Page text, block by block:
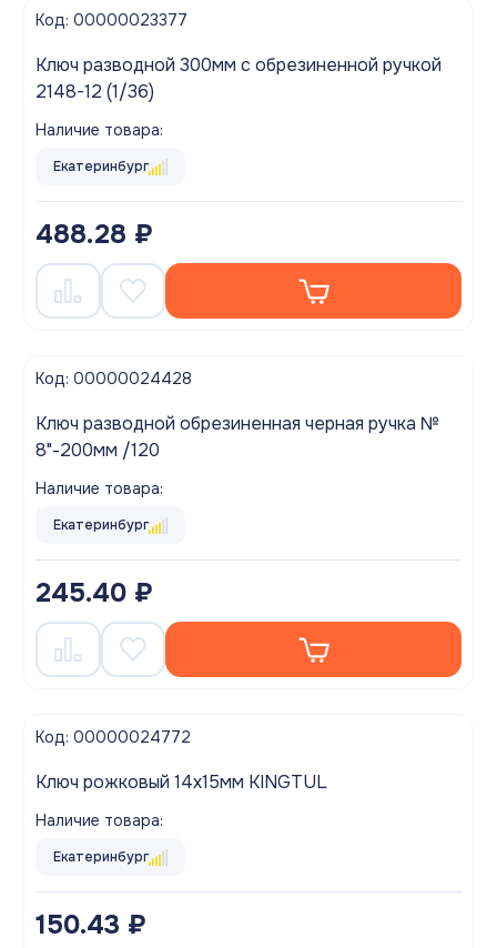
Код: 00000023377
Ключ разводной 300мм с обрезиненной ручкой
2148-12 (1/36)
Наличие товара:
Екатеринбург
488.28 ₽
Код: 00000024428
Ключ разводной обрезиненная черная ручка №
8"-200мм /120
Наличие товара:
Екатеринбург
245.40 ₽
Код: 00000024772
Ключ рожковый 14х15мм KINGTUL
Наличие товара:
Екатеринбург
150.43 ₽